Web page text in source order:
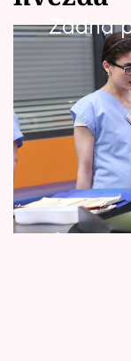
Celebrity
Seriály
Horoskopy
Sledujte
Filmový
Žádná
A nejinak je